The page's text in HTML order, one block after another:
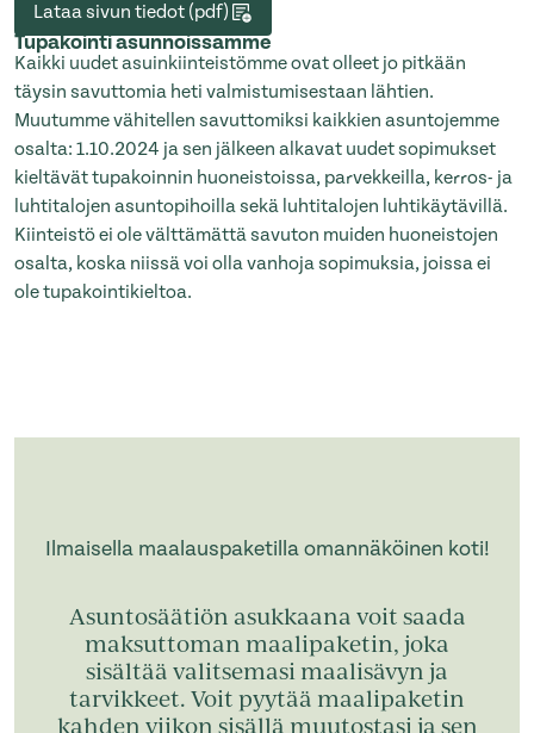
Lataa sivun tiedot (pdf)
Tupakointi asunnoissamme
Kaikki uudet asuinkiinteistömme ovat olleet jo pitkään
täysin savuttomia heti valmistumisestaan lähtien.
Muutumme vähitellen savuttomiksi kaikkien asuntojemme
osalta: 1.10.2024 ja sen jälkeen alkavat uudet sopimukset
kieltävät tupakoinnin huoneistoissa, parvekkeilla, kerros- ja
luhtitalojen asuntopihoilla sekä luhtitalojen luhtikäytävillä.
Kiinteistö ei ole välttämättä savuton muiden huoneistojen
osalta, koska niissä voi olla vanhoja sopimuksia, joissa ei
ole tupakointikieltoa.
Ilmaisella maalauspaketilla omannäköinen koti!
Asuntosäätiön asukkaana voit saada
maksuttoman maalipaketin, joka
sisältää valitsemasi maalisävyn ja
tarvikkeet. Voit pyytää maalipaketin
kahden viikon sisällä muutostasi ja sen